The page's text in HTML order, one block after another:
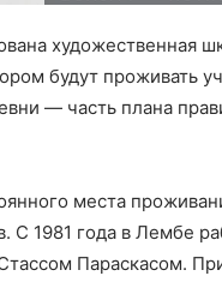
художественная
будут проживать
— часть плана
места
С 1981 года в Лембе
Параскасом.